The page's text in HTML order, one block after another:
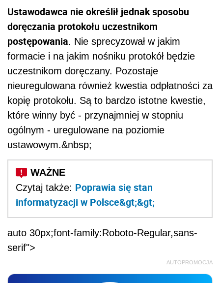
Ustawodawca nie określił jednak sposobu
doręczania protokołu uczestnikom
postępowania. Nie sprecyzował w jakim
formacie i na jakim nośniku protokół będzie
uczestnikom doręczany. Pozostaje
nieuregulowana również kwestia odpłatności za
kopię protokołu. Są to bardzo istotne kwestie,
które winny być - przynajmniej w stopniu
ogólnym - uregulowane na poziomie
ustawowym.&nbsp;
Czytaj także: Poprawia się stan
informatyzacji w Polsce&gt;&gt;
auto 30px;font-family:Roboto-Regular,sans-
serif">
AUTOPROMOCJA